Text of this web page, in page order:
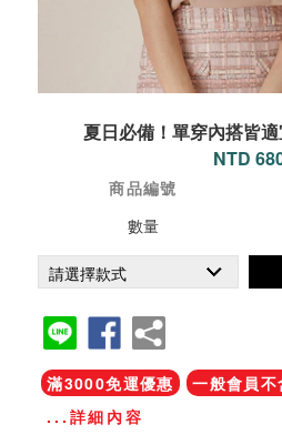
夏日必備！單穿內搭皆
NTD
商品編號
數量
滿3000免運優惠
一般會員不
...詳細內容